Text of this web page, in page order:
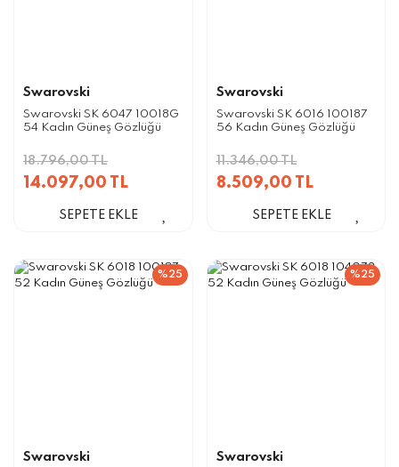
Swarovski
Swarovski SK 6047 10018G
54 Kadın Güneş Gözlüğü
18.796,00 TL
14.097,00 TL
SEPETE EKLE
Swarovski
Swarovski SK 6016 100187
56 Kadın Güneş Gözlüğü
11.346,00 TL
8.509,00 TL
SEPETE EKLE
%25
Swarovski
%25
Swarovski